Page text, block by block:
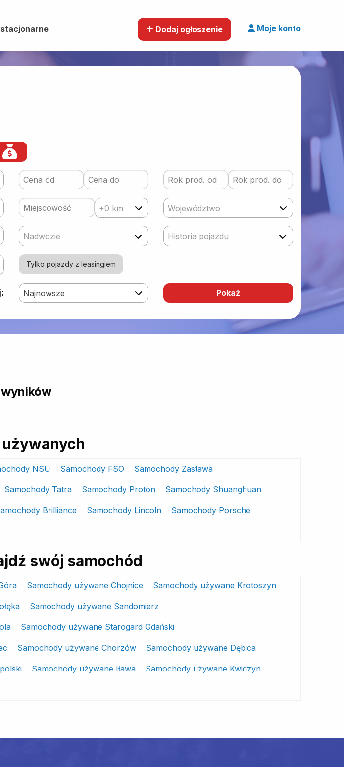
Dodaj ogłoszenie Moje konto
+0 km Województwo
Nadwozie Historia pojazdu
Tylko pojazdy z leasingiem
Najnowsze
NSU Samochody FSO Samochody Zastawa
Samochody Tatra Samochody Proton Samochody Shuanghuan
Brilliance Samochody Lincoln Samochody Porsche
swój samochód
Samochody używane Chojnice Samochody używane Krotoszyn
Samochody używane Sandomierz
Samochody używane Starogard Gdański
Samochody używane Chorzów Samochody używane Dębica
Samochody używane Iława Samochody używane Kwidzyn